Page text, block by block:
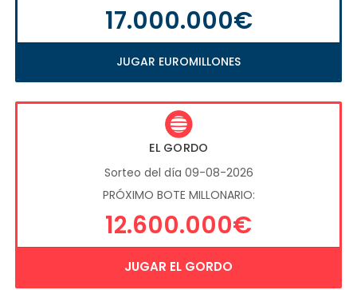
17.000.000€
JUGAR EUROMILLONES
EL GORDO
Sorteo del día 09-08-2026
PRÓXIMO BOTE MILLONARIO:
12.600.000€
JUGAR EL GORDO